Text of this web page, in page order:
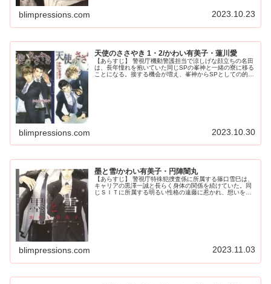
blimpressions.com 2023.10.23
天使のささやき 1・2/かわい有美子・蓮川愛
【あらすじ】 警視庁機動警護担当で涼しげな顔立ちの名田
は、長年憧れを抱いていた同じSPの峯神と一緒の寮に移る
ことになる。接する機会が増え、峯神からSPとしての的確
blimpressions.com 2023.10.30
墨と雪/かわい有美子・円陣闇丸
【あらすじ】 警視庁特殊犯捜査係に所属する篠口雪巳は、
キャリアの黒澤一誠と長らく身体の関係を続けていた。同
じＳＩＴに所属する明るい性格の遠藤に惹かれ、想いを寄
blimpressions.com 2023.11.03